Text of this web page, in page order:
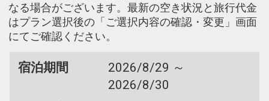
なる場合がございます。最新の空き状況と旅行代金
はプラン選択後の「ご選択内容の確認・変更」画面
にてご確認ください。
宿泊期間
2026/8/29 ～
2026/8/30